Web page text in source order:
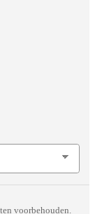
voorbehouden.